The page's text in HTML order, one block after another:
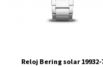
Reloj Bering solar 19932-